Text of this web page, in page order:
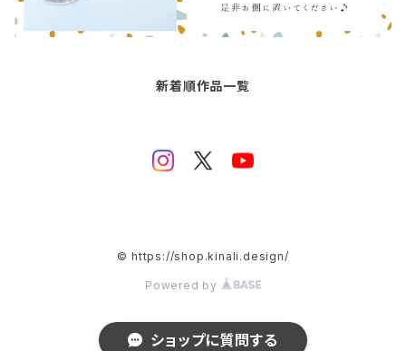
新着順作品一覧
© https://shop.kinali.design/
Powered by
ショップに質問する